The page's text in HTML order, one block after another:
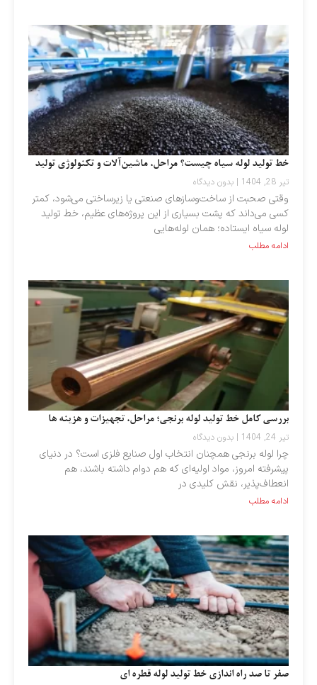
خط تولید لوله سیاه چیست؟ مراحل، ماشین‌آلات و تکنولوژی تولید
تیر 28, 1404 بدون دیدگاه
وقتی صحبت از ساخت‌وسازهای صنعتی یا زیرساختی می‌شود، کمتر
کسی می‌داند که پشت بسیاری از این پروژه‌های عظیم، خط تولید
لوله سیاه ایستاده؛ همان لوله‌هایی
ادامه مطلب
بررسی کامل خط تولید لوله برنجی؛ مراحل، تجهیزات و هزینه‌ ها
تیر 24, 1404 بدون دیدگاه
چرا لوله برنجی همچنان انتخاب اول صنایع فلزی است؟ در دنیای
پیشرفته امروز، مواد اولیه‌ای که هم دوام داشته باشند، هم
انعطاف‌پذیر، نقش کلیدی در
ادامه مطلب
صفر تا صد راه‌ اندازی خط تولید لوله قطره ای